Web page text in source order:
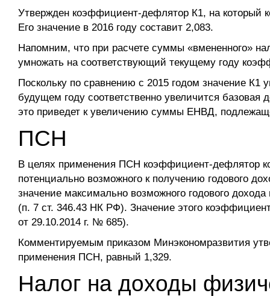
Утвержден коэффициент-дефлятор К1, на который
Его значение в 2016 году составит 2,083.
Напомним, что при расчете суммы «вмененного»
умножать на соответствующий текущему году
Поскольку по сравнению с 2015 годом значение К1
будущем году соответственно увеличится
это приведет к увеличению суммы ЕНВД,
ПСН
В целях применения ПСН коэффициент-дефлятор
потенциально возможного к получению годового
значение максимально возможного годового
(п. 7 ст. 346.43 НК РФ). Значение этого
от 29.10.2014 г. № 685).
Комментируемым приказом Минэкономразвития
применения ПСН, равный 1,329.
Налог на доходы